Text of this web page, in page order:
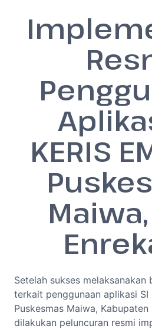
KERIS
Setelah sukses melaksanakan
terkait penggunaan aplikasi SI
Puskesmas Maiwa,
dilakukan peluncuran resmi